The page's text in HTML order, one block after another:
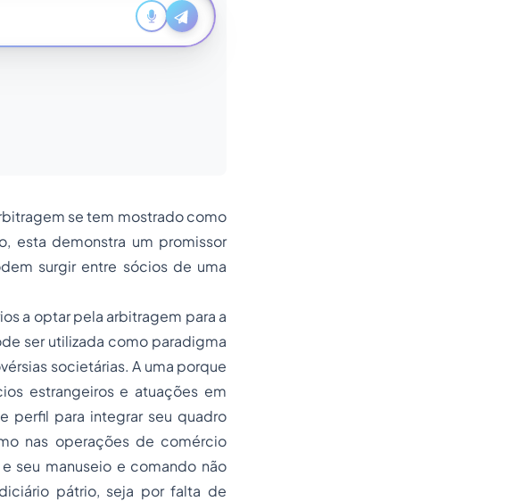
se tem mostrado como
esta demonstra um promissor
surgir entre sócios de uma
a optar pela arbitragem para a
ser utilizada como paradigma
societárias. A uma porque
estrangeiros e atuações em
perfil para integrar seu quadro
nas operações de comércio
seu manuseio e comando não
pátrio, seja por falta de